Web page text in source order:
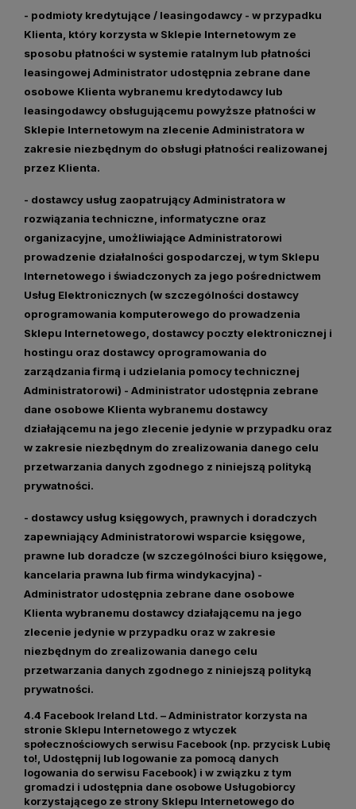
- podmioty kredytujące / leasingodawcy - w przypadku
Klienta, który korzysta w Sklepie Internetowym ze
sposobu płatności w systemie ratalnym lub płatności
leasingowej Administrator udostępnia zebrane dane
osobowe Klienta wybranemu kredytodawcy lub
leasingodawcy obsługującemu powyższe płatności w
Sklepie Internetowym na zlecenie Administratora w
zakresie niezbędnym do obsługi płatności realizowanej
przez Klienta.
- dostawcy usług zaopatrujący Administratora w
rozwiązania techniczne, informatyczne oraz
organizacyjne, umożliwiające Administratorowi
prowadzenie działalności gospodarczej, w tym Sklepu
Internetowego i świadczonych za jego pośrednictwem
Usług Elektronicznych (w szczególności dostawcy
oprogramowania komputerowego do prowadzenia
Sklepu Internetowego, dostawcy poczty elektronicznej i
hostingu oraz dostawcy oprogramowania do
zarządzania firmą i udzielania pomocy technicznej
Administratorowi) - Administrator udostępnia zebrane
dane osobowe Klienta wybranemu dostawcy
działającemu na jego zlecenie jedynie w przypadku oraz
w zakresie niezbędnym do zrealizowania danego celu
przetwarzania danych zgodnego z niniejszą polityką
prywatności.
- dostawcy usług księgowych, prawnych i doradczych
zapewniający Administratorowi wsparcie księgowe,
prawne lub doradcze (w szczególności biuro księgowe,
kancelaria prawna lub firma windykacyjna) -
Administrator udostępnia zebrane dane osobowe
Klienta wybranemu dostawcy działającemu na jego
zlecenie jedynie w przypadku oraz w zakresie
niezbędnym do zrealizowania danego celu
przetwarzania danych zgodnego z niniejszą polityką
prywatności.
4.4 Facebook Ireland Ltd. – Administrator korzysta na
stronie Sklepu Internetowego z wtyczek
społecznościowych serwisu Facebook (np. przycisk Lubię
to!, Udostępnij lub logowanie za pomocą danych
logowania do serwisu Facebook) i w związku z tym
gromadzi i udostępnia dane osobowe Usługobiorcy
korzystającego ze strony Sklepu Internetowego do